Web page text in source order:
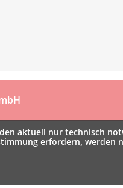
aktuell nur technisch
erfordern, werden